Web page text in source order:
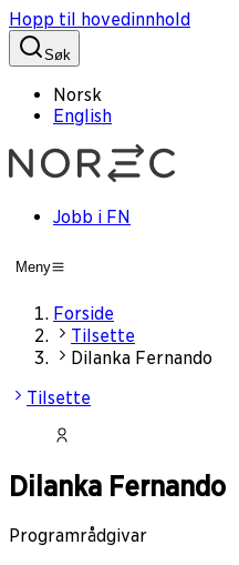
Hopp til hovedinnhold
Søk
Norsk
English
Jobb i FN
Meny
Forside
Tilsette
Dilanka Fernando
Tilsette
Dilanka Fernando
Programrådgivar